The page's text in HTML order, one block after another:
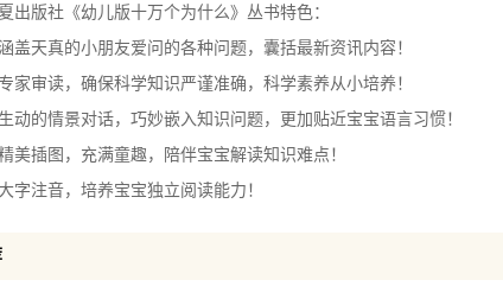
什么会点水？ 25
么会“嗡嗡”叫？ 26
会吸血吗？ 27
被蚊子叮了之后又疼又痒？ 28
欢叮什么样的人？ 29
什么会成群结队？ 30
版社《幼儿版十万个为什么》丛书特色：
真的小朋友爱问的各种问题，囊括最新资讯内容！
读，确保科学知识严谨准确，科学素养从小培养！
情景对话，巧妙嵌入知识问题，更加贴近宝宝语言习惯！
图，充满童趣，陪伴宝宝解读知识难点！
音，培养宝宝独立阅读能力！